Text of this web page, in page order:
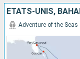
Adventure of the Seas